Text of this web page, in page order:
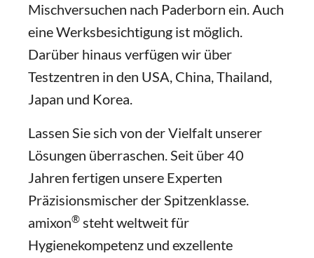
Mischversuchen nach Paderborn ein. Auch
eine Werksbesichtigung ist möglich.
Darüber hinaus verfügen wir über
Testzentren in den USA, China, Thailand,
Japan und Korea.
Lassen Sie sich von der Vielfalt unserer
Lösungen überraschen. Seit über 40
Jahren fertigen unsere Experten
Präzisionsmischer der Spitzenklasse.
amixon® steht weltweit für
Hygienekompetenz und exzellente